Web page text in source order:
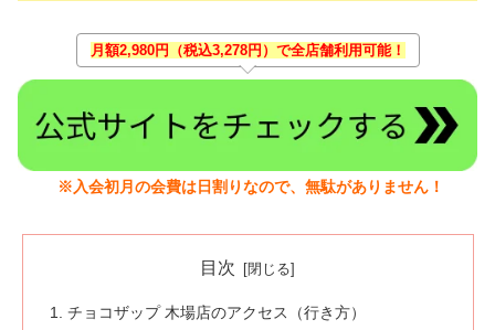
月額2,980円（税込3,278円）で全店舗利用可能！
※入会初月の会費は日割りなので、無駄がありません！
目次
チョコザップ 木場店のアクセス（行き方）